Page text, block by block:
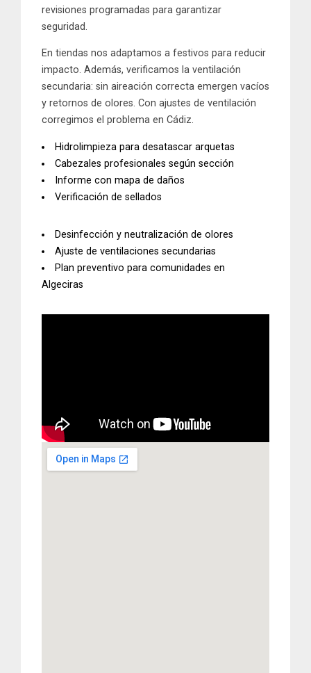
revisiones programadas para garantizar
seguridad.
En tiendas nos adaptamos a festivos para reducir
impacto. Además, verificamos la ventilación
secundaria: sin aireación correcta emergen vacíos
y retornos de olores. Con ajustes de ventilación
corregimos el problema en Cádiz.
Hidrolimpieza para desatascar arquetas
Cabezales profesionales según sección
Informe con mapa de daños
Verificación de sellados
Desinfección y neutralización deolores
Ajuste deventilaciones secundarias
Plan preventivo para comunidades en
Algeciras